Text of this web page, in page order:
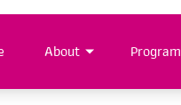
About Program